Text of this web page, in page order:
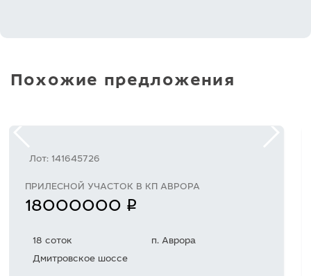
Похожие предложения
Лот: 141645726
ПРИЛЕСНОЙ УЧАСТОК В КП АВРОРА
18000000 q
18 соток
п. Аврора
Дмитровское шоссе